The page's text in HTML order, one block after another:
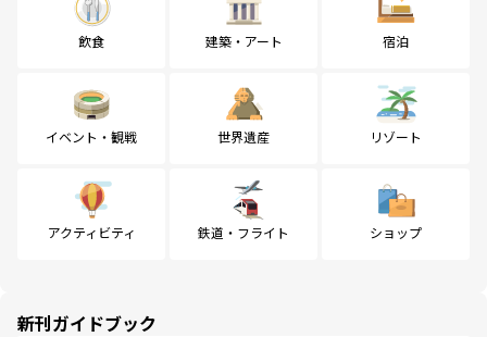
飲食 建築・アート 宿泊
イベント・観戦 世界遺産 リゾート
アクティビティ 鉄道・フライト ショップ
新刊ガイドブック